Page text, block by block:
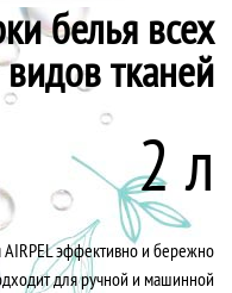
белья всех
видов тканей
2 л
AIRPEL эффективно и бережно
для ручной и машинной